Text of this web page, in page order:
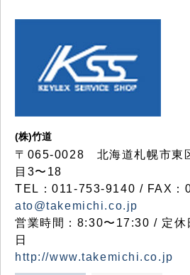
(株)竹道
〒065-0028 北海道札幌市東
目3〜18
TEL：011-753-9140 / FAX：
ato@takemichi.co.jp
営業時間：8:30〜17:30 / 定休
日
http://www.takemichi.co.jp